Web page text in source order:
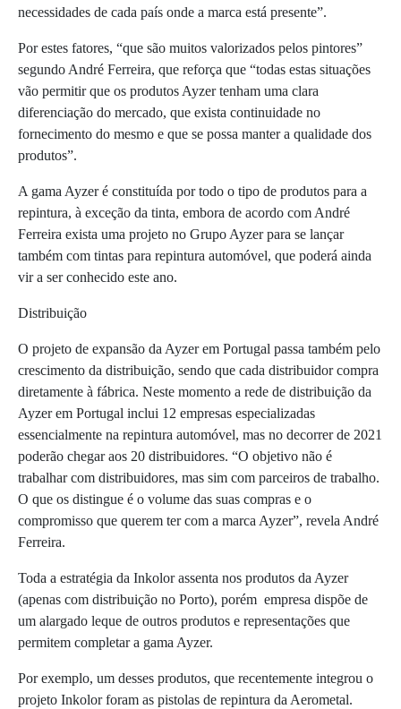
necessidades de cada país onde a marca está presente”.
Por estes fatores, “que são muitos valorizados pelos pintores”
segundo André Ferreira, que reforça que “todas estas situações
vão permitir que os produtos Ayzer tenham uma clara
diferenciação do mercado, que exista continuidade no
fornecimento do mesmo e que se possa manter a qualidade dos
produtos”.
A gama Ayzer é constituída por todo o tipo de produtos para a
repintura, à exceção da tinta, embora de acordo com André
Ferreira exista uma projeto no Grupo Ayzer para se lançar
também com tintas para repintura automóvel, que poderá ainda
vir a ser conhecido este ano.
Distribuição
O projeto de expansão da Ayzer em Portugal passa também pelo
crescimento da distribuição, sendo que cada distribuidor compra
diretamente à fábrica. Neste momento a rede de distribuição da
Ayzer em Portugal inclui 12 empresas especializadas
essencialmente na repintura automóvel, mas no decorrer de 2021
poderão chegar aos 20 distribuidores. “O objetivo não é
trabalhar com distribuidores, mas sim com parceiros de trabalho.
O que os distingue é o volume das suas compras e o
compromisso que querem ter com a marca Ayzer”, revela André
Ferreira.
Toda a estratégia da Inkolor assenta nos produtos da Ayzer
(apenas com distribuição no Porto), porém empresa dispõe de
um alargado leque de outros produtos e representações que
permitem completar a gama Ayzer.
Por exemplo, um desses produtos, que recentemente integrou o
projeto Inkolor foram as pistolas de repintura da Aerometal.